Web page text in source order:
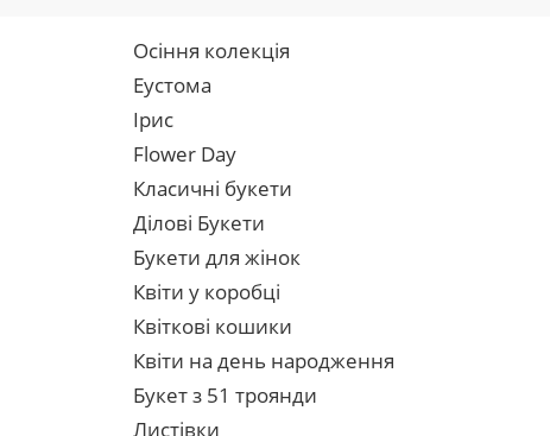
Осіння колекція
Еустома
Ірис
Flower Day
Класичні букети
Ділові Букети
Букети для жінок
Квіти у коробці
Квіткові кошики
Квіти на день народження
Букет з 51 троянди
Листівки